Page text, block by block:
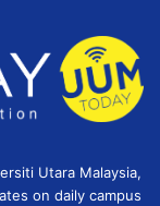
Utara Malaysia,
on daily campus